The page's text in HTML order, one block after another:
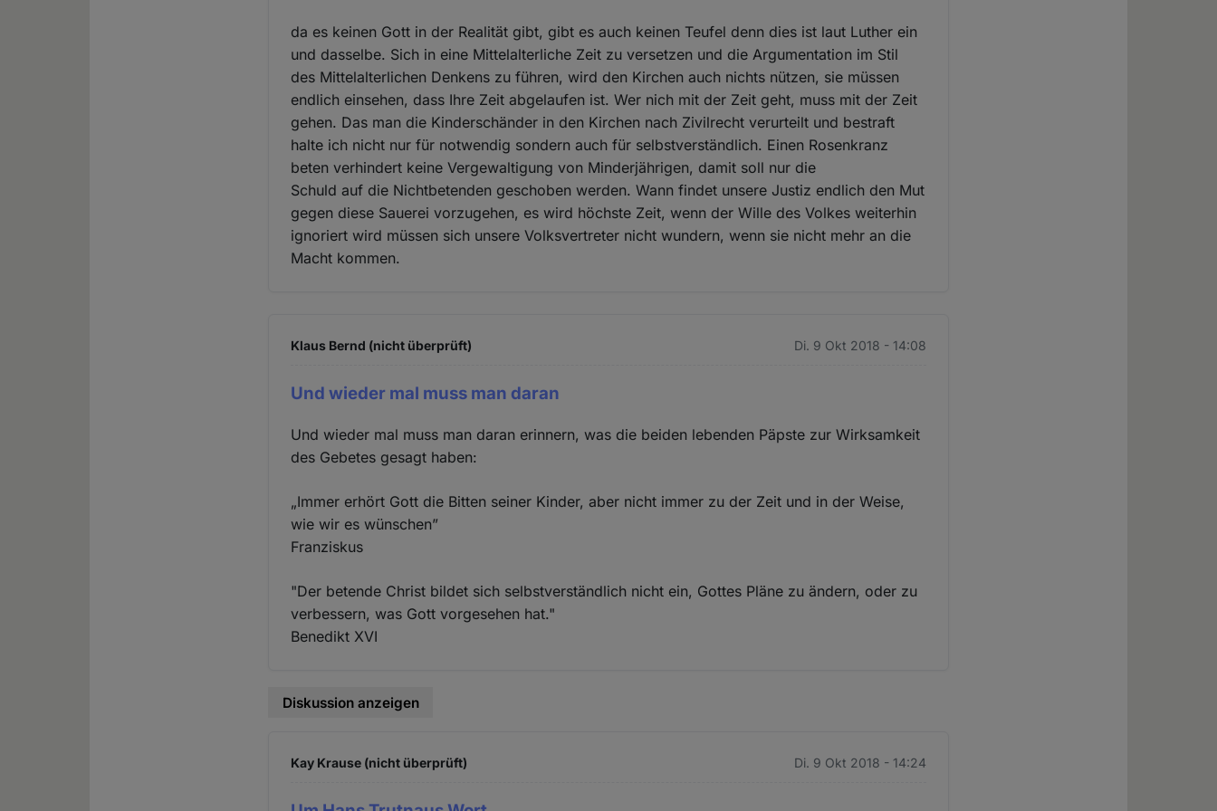
da es keinen Gott in der Realität gibt, gibt es auch keinen Teufel denn dies ist laut Luther ein
und dasselbe. Sich in eine Mittelalterliche Zeit zu versetzen und die Argumentation im Stil
des Mittelalterlichen Denkens zu führen, wird den Kirchen auch nichts nützen, sie müssen
endlich einsehen, dass Ihre Zeit abgelaufen ist. Wer nich mit der Zeit geht, muss mit der Zeit
gehen. Das man die Kinderschänder in den Kirchen nach Zivilrecht verurteilt und bestraft
halte ich nicht nur für notwendig sondern auch für selbstverständlich. Einen Rosenkranz
beten verhindert keine Vergewaltigung von Minderjährigen, damit soll nur die
Schuld auf die Nichtbetenden geschoben werden. Wann findet unsere Justiz endlich den Mut
gegen diese Sauerei vorzugehen, es wird höchste Zeit, wenn der Wille des Volkes weiterhin
ignoriert wird müssen sich unsere Volksvertreter nicht wundern, wenn sie nicht mehr an die
Macht kommen.
Klaus Bernd (nicht überprüft) Di. 9 Okt 2018 - 14:08
Und wieder mal muss man daran
Und wieder mal muss man daran erinnern, was die beiden lebenden Päpste zur Wirksamkeit
des Gebetes gesagt haben:
„Immer erhört Gott die Bitten seiner Kinder, aber nicht immer zu der Zeit und in der Weise,
wie wir es wünschen”
Franziskus
"Der betende Christ bildet sich selbstverständlich nicht ein, Gottes Pläne zu ändern, oder zu
verbessern, was Gott vorgesehen hat."
Benedikt XVI
Diskussion anzeigen
Kay Krause (nicht überprüft) Di. 9 Okt 2018 - 14:24